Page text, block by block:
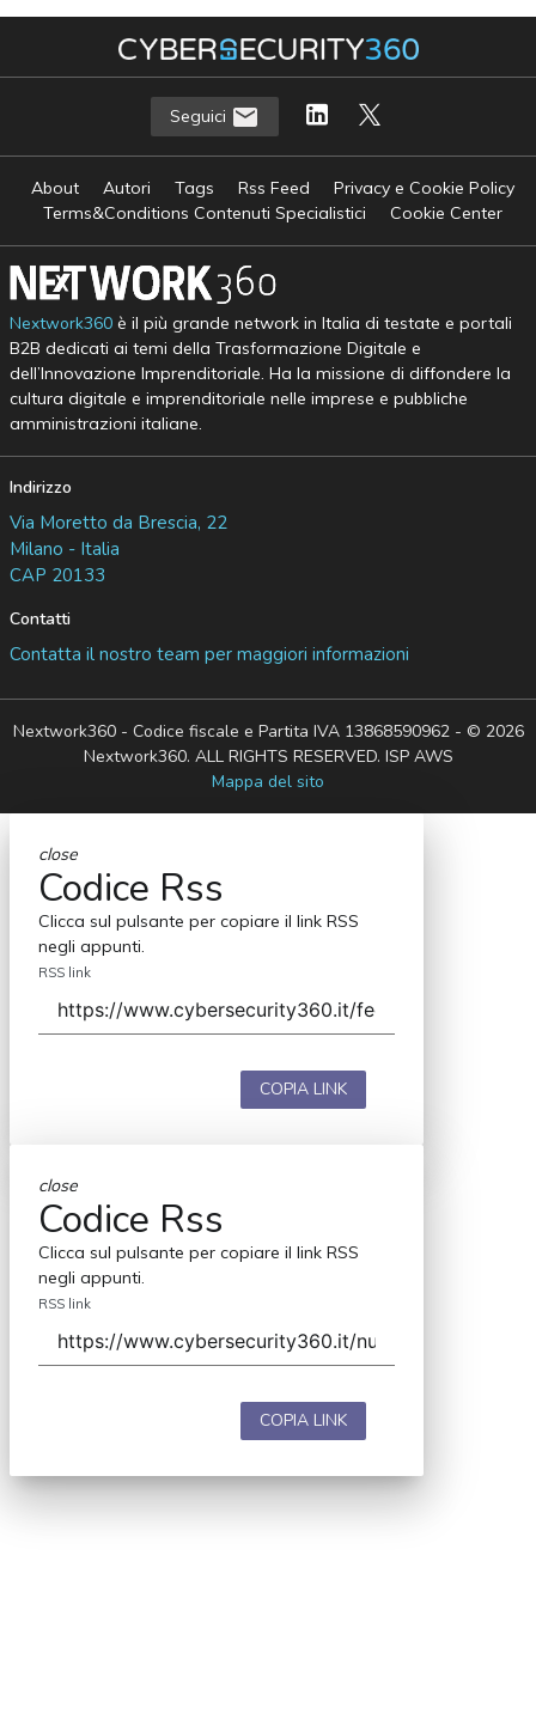
Seguici
About Autori Tags Rss Feed
Privacy e Cookie Policy
Terms&Conditions Contenuti Specialistici
Cookie Center
Nextwork360è il più grande network in Italia di testate e portali
B2B dedicati ai temi della Trasformazione Digitale e
dell’Innovazione Imprenditoriale. Ha la missione di diffondere la
cultura digitale e imprenditoriale nelle imprese e pubbliche
amministrazioni italiane.
Indirizzo
Via Moretto da Brescia, 22
Milano - Italia
CAP 20133
Contatti
Contatta il nostro team per maggiori informazioni
Nextwork360 - Codice fiscale e Partita IVA 13868590962 - © 2026
Nextwork360. ALL RIGHTS RESERVED. ISP AWS
Mappa del sito
close
Codice Rss
Clicca sul pulsante per copiare il link RSS
negli appunti.
RSS link
COPIA LINK
close
Codice Rss
Clicca sul pulsante per copiare il link RSS
negli appunti.
RSS link
COPIA LINK